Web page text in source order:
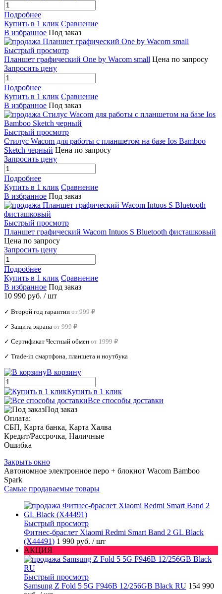
Подробнее
Купить в 1 клик Сравнение
В избранное Под заказ
Быстрый просмотр
Планшет графический One by Wacom small Цена по запросу
Запросить цену
Подробнее
Купить в 1 клик Сравнение
В избранное Под заказ
Быстрый просмотр
Стилус Wacom для работы с планшетом на базе Ios Bamboo
Sketch черный Цена по запросу
Запросить цену
Подробнее
Купить в 1 клик Сравнение
В избранное Под заказ
Быстрый просмотр
Планшет графический Wacom Intuos S Bluetooth фисташковый
Цена по запросу
Запросить цену
Подробнее
Купить в 1 клик Сравнение
В избранное Под заказ
10 990 руб. / шт
✓ Второй год гарантии от 999 ₽
✓ Защита экрана от 999 ₽
✓ Сертификат Честный обмен от 1999 ₽
✓ Trade‑in смартфона, планшета и ноутбука
В корзину
Купить в 1 клик
Все способы доставки
Под заказ
Оплата:
СБП, Карта банка, Карта Халва
Кредит/Рассрочка, Наличные
Ошибка
Закрыть окно
Автономное электронное перо + блокнот Wacom Bamboo
Spark
Самые продаваемые товары
Быстрый просмотр
Фитнес-браслет Xiaomi Redmi Smart Band 2 GL Black
(X44491) 1 990 руб. / шт
АКЦИЯ
Быстрый просмотр
Samsung Z Fold 5 5G F946B 12/256GB Black RU 154 990